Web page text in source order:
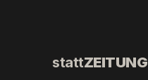
stattZEITUNG